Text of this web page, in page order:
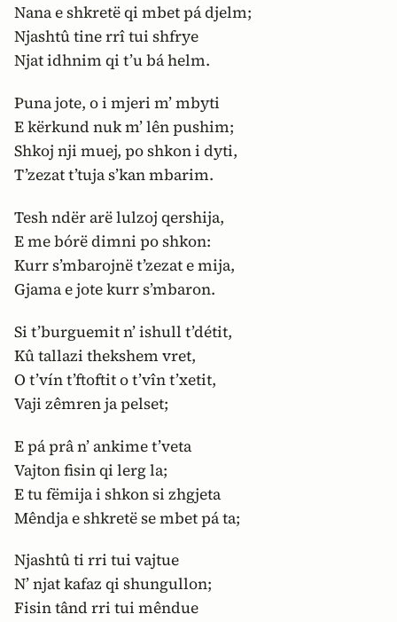
Nana e shkretë qi mbet pá djelm;
Njashtû tine rrî tui shfrye
Njat idhnim qi t’u bá helm.
Puna jote, o i mjeri m’ mbyti
E kërkund nuk m’ lên pushim;
Shkoj nji muej, po shkon i dyti,
T’zezat t’tuja s’kan mbarim.
Tesh ndër arë lulzoj qershija,
E me bórë dimni po shkon:
Kurr s’mbarojnë t’zezat e mija,
Gjama e jote kurr s’mbaron.
Si t’burguemit n’ ishull t’détit,
Kû tallazi thekshem vret,
O t’vín t’ftoftit o t’vîn t’xetit,
Vaji zêmren ja pelset;
E pá prâ n’ ankime t’veta
Vajton fisin qi lerg la;
E tu fëmija i shkon si zhgjeta
Mêndja e shkretë se mbet pá ta;
Njashtû ti rri tui vajtue
N’ njat kafaz qi shungullon;
Fisin tând rri tui mêndue